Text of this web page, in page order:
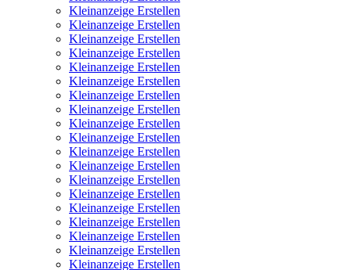
Kleinanzeige Erstellen
Kleinanzeige Erstellen
Kleinanzeige Erstellen
Kleinanzeige Erstellen
Kleinanzeige Erstellen
Kleinanzeige Erstellen
Kleinanzeige Erstellen
Kleinanzeige Erstellen
Kleinanzeige Erstellen
Kleinanzeige Erstellen
Kleinanzeige Erstellen
Kleinanzeige Erstellen
Kleinanzeige Erstellen
Kleinanzeige Erstellen
Kleinanzeige Erstellen
Kleinanzeige Erstellen
Kleinanzeige Erstellen
Kleinanzeige Erstellen
Kleinanzeige Erstellen